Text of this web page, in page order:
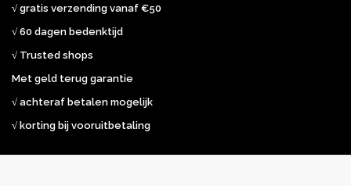
√ gratis verzending vanaf €50
√ 60 dagen bedenktijd
√ Trusted shops
Met geld terug garantie
√ achteraf betalen mogelijk
√ korting bij vooruitbetaling